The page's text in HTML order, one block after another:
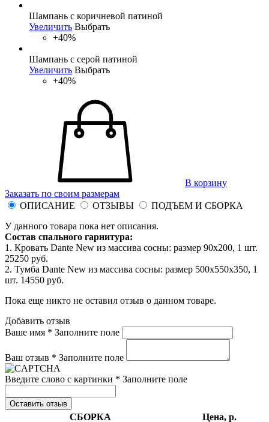
Шампань с коричневой патиной
Увеличить Выбрать
+40%
Шампань с серой патиной
Увеличить Выбрать
+40%
В корзину
Заказать по своим размерам
ОПИСАНИЕ
ОТЗЫВЫ
ПОДЪЕМ И СБОРКА
У данного товара пока нет описания.
Состав спального гарнитура:
1. Кровать Dante New из массива сосны: размер 90x200, 1 шт.
25250 руб.
2. Тумба Dante New из массива сосны: размер 500x550x350, 1
шт. 14550 руб.
Пока еще никто не оставил отзыв о данном товаре.
Добавить отзыв
Ваше имя * Заполните поле
Ваш отзыв * Заполните поле
Введите слово с картинки * Заполните поле
Оставить отзыв
СБОРКА Цена, р.